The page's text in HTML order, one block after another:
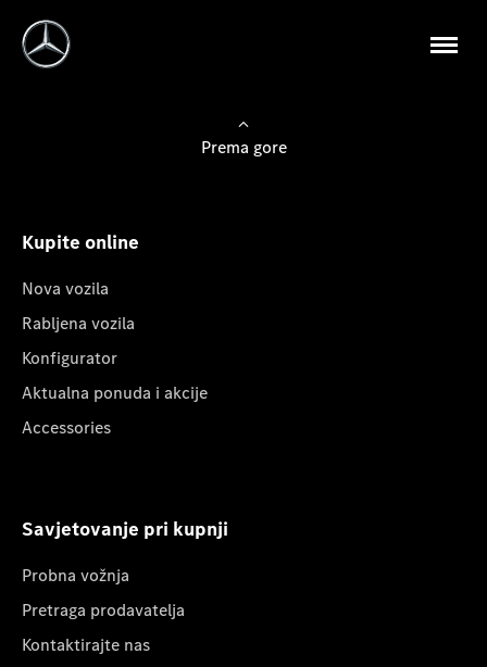
Prema gore
Kupite online
Nova vozila
Rabljena vozila
Konfigurator
Aktualna ponuda i akcije
Accessories
Savjetovanje pri kupnji
Probna vožnja
Pretraga prodavatelja
Kontaktirajte nas